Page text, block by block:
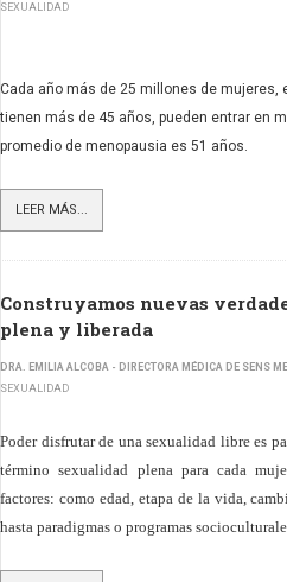
SEXUALIDAD
Cada año más de 25 millones de mujeres,
tienen más de 45 años, pueden entrar en
promedio de menopausia es 51 años.
LEER MÁS...
Construyamos nuevas
plena y liberada
DRA. EMILIA ALCOBA - DIRECTORA MÉDICA DE SENS
SEXUALIDAD
Poder disfrutar de una sexualidad libre es
término sexualidad plena para cada
factores: como edad, etapa de la vida,
hasta paradigmas o programas